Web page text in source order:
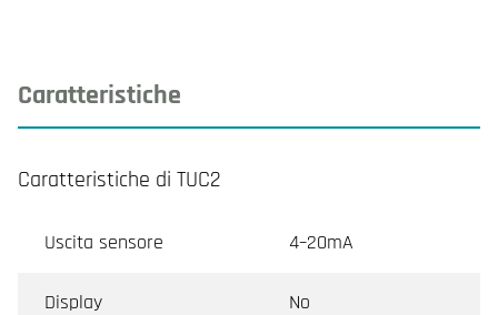
Caratteristiche
Caratteristiche di TUC2
Uscita sensore 4–20mA
Display No